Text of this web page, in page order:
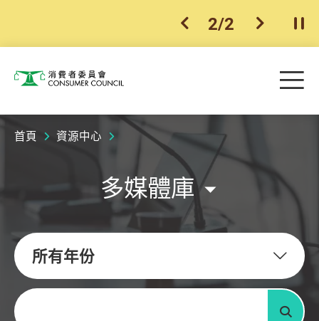
上一個
2/2 下一個開
消費者委員會 目
首頁 資源中心
多媒體庫
所有年份
關鍵字
搜尋